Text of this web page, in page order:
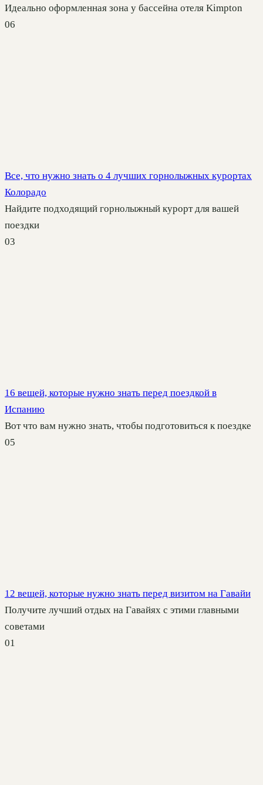
Идеально оформленная зона у бассейна отеля Kimpton
06
Все, что нужно знать о 4 лучших горнолыжных курортах
Колорадо
Найдите подходящий горнолыжный курорт для вашей
поездки
03
16 вещей, которые нужно знать перед поездкой в
Испанию
Вот что вам нужно знать, чтобы подготовиться к поездке
05
12 вещей, которые нужно знать перед визитом на Гавайи
Получите лучший отдых на Гавайях с этими главными
советами
01